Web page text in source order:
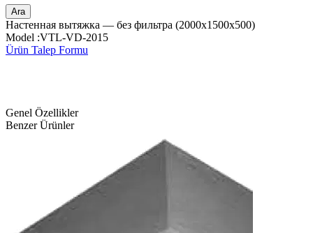
Ara
Настенная вытяжка — без фильтра (2000x1500x500)
Model :VTL-VD-2015
Ürün Talep Formu
Genel Özellikler
Benzer Ürünler